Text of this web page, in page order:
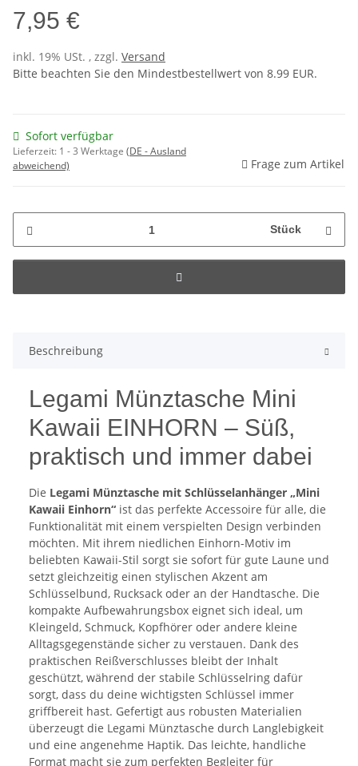
7,95 €
inkl. 19% USt. , zzgl. Versand
Bitte beachten Sie den Mindestbestellwert von 8.99 EUR.
Sofort verfügbar
Lieferzeit: 1 - 3 Werktage (DE - Ausland
abweichend)
Frage zum Artikel
Stück
Beschreibung
Legami Münztasche Mini
Kawaii EINHORN – Süß,
praktisch und immer dabei
Die Legami Münztasche mit Schlüsselanhänger „Mini
Kawaii Einhorn“ ist das perfekte Accessoire für alle, die
Funktionalität mit einem verspielten Design verbinden
möchten. Mit ihrem niedlichen Einhorn-Motiv im
beliebten Kawaii-Stil sorgt sie sofort für gute Laune und
setzt gleichzeitig einen stylischen Akzent am
Schlüsselbund, Rucksack oder an der Handtasche. Die
kompakte Aufbewahrungsbox eignet sich ideal, um
Kleingeld, Schmuck, Kopfhörer oder andere kleine
Alltagsgegenstände sicher zu verstauen. Dank des
praktischen Reißverschlusses bleibt der Inhalt
geschützt, während der stabile Schlüsselring dafür
sorgt, dass du deine wichtigsten Schlüssel immer
griffbereit hast. Gefertigt aus robusten Materialien
überzeugt die Legami Münztasche durch Langlebigkeit
und eine angenehme Haptik. Das leichte, handliche
Format macht sie zum perfekten Begleiter für